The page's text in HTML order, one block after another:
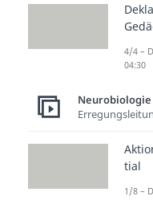
zu
4/4 –
04:30
Neurobiologie
tial
1/8 –